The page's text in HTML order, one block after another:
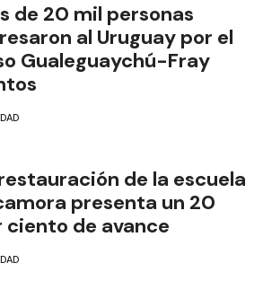
de 20 mil personas
al Uruguay por el
Gualeguaychú-Fray
de la escuela
presenta un 20
ciento de avance